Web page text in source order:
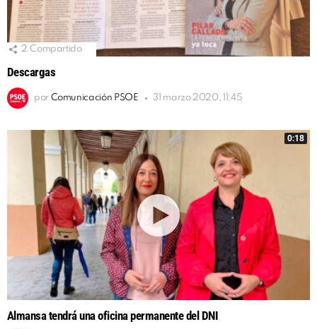
2 Compartido
Descargas
por Comunicación PSOE 31 marzo 2020, 11:45
0:18
Almansa tendrá una oficina permanente del DNI